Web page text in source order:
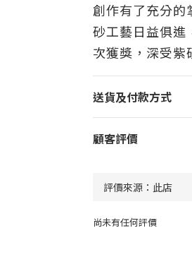
創作有了充分的
砂工藝日益俱進
次獲獎，深受紫
送貨及付款方式
顧客評價
尚未有任何評價